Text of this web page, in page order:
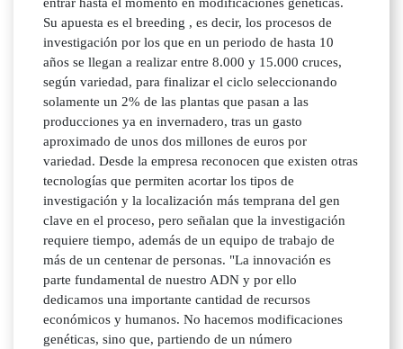
entrar hasta el momento en modificaciones genéticas.
Su apuesta es el breeding , es decir, los procesos de
investigación por los que en un periodo de hasta 10
años se llegan a realizar entre 8.000 y 15.000 cruces,
según variedad, para finalizar el ciclo seleccionando
solamente un 2% de las plantas que pasan a las
producciones ya en invernadero, tras un gasto
aproximado de unos dos millones de euros por
variedad. Desde la empresa reconocen que existen otras
tecnologías que permiten acortar los tipos de
investigación y la localización más temprana del gen
clave en el proceso, pero señalan que la investigación
requiere tiempo, además de un equipo de trabajo de
más de un centenar de personas. "La innovación es
parte fundamental de nuestro ADN y por ello
dedicamos una importante cantidad de recursos
económicos y humanos. No hacemos modificaciones
genéticas, sino que, partiendo de un número